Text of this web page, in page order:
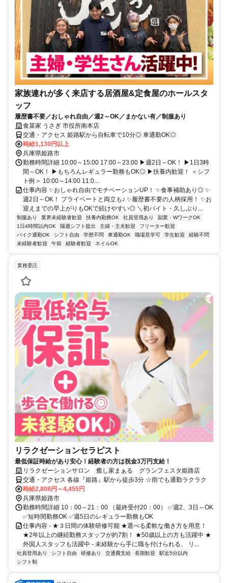
家族連れが多く来店する居酒屋&定食屋のホールスタ
ッフ
履歴書不要／おしゃれ自由／週2～OK／まかない有／制服あり
食菜家 うさぎ 市役所南本店
交通・アクセス 姫路駅から自転車で10分◎ 車通勤OK◎
時給1,130円以上
兵庫県姫路市
勤務時間詳細 10:00～15:00 17:00～23:00 ▶週2日～OK！ ▶1日3時
間～OK！ ▶もちろんレギュラー勤務もOK◎ ▶扶養内歓迎！ ＜シフ
ト例＞ 10:00～14:00 11:0...
仕事内容 ✨おしゃれ自由でモチベーションUP！ ✨食事補助あり◎ ✨
週2日～OK！ プライベートと両立も♪ ✨履歴書不要の人柄採用！ ✨お
迎えまでの早上がりもOKで続けやすい◎ ＼初バイト・久しぶり...
制服あり 業界未経験者歓迎 扶養内勤務OK 社員登用あり
副業・WワークOK
1日4時間以内OK
隔週シフト提出 主婦・主夫歓迎
フリーター歓迎
バイク通勤OK
シフト自由 学歴不問 車通勤OK 職場見学可 学生歓迎
経験不問
未経験者歓迎
午前 経験者歓迎 ネイルOK
業務委託
リラクゼーションセラピスト
最低保証時給があり安心！経験者の方は祝金3万円支給！
リラクゼーションサロン 癒し家まぁる グランフェスタ姫路店
交通・アクセス 各線『姫路』駅から徒歩3分 ☆雨でも通勤ラクラク
時給2,808円～4,455円
兵庫県姫路市
勤務時間詳細 10：00～21：00 （最終受付20：00） ✅週2、3日～OK
✅短時間勤務OK ✅週5日のレギュラー勤務もOK
仕事内容 - ★３日間の体験研修可能 ★選べる柔軟な働き方を用意！
★2年以上の継続勤務スタッフが約7割！ ★50歳以上の方も活躍中 ★
外国人スタッフも活躍中 - 未経験から手に職を付けられる、 リ...
社員登用あり シフト自由 研修あり 交通費支給 長期歓迎
駅近5分以内
シフト制